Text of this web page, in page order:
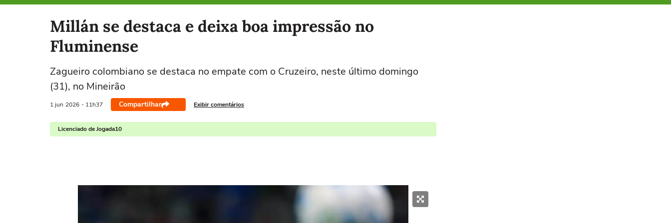
Selecione o time para ver as notícias
Millán se destaca e deixa boa impressão no
Fluminense
Zagueiro colombiano se destaca no empate com o Cruzeiro, neste último domingo
(31), no Mineirão
1 jun 2026 - 11h37 Compartilhar Exibir comentários
Licenciado de Jogada10